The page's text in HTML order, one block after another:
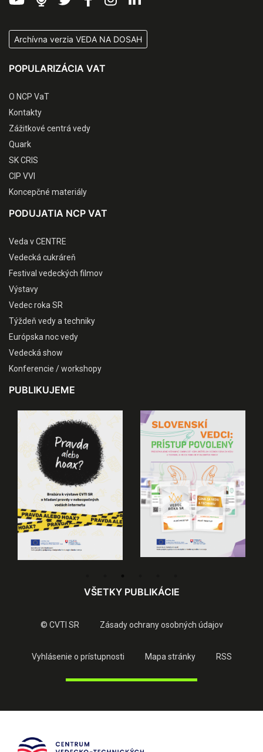
Archívna verzia VEDA NA DOSAH
POPULARIZÁCIA VAT
O NCP VaT
Kontakty
Zážitkové centrá vedy
Quark
SK CRIS
CIP VVI
Koncepčné materiály
PODUJATIA NCP VAT
Veda v CENTRE
Vedecká cukráreň
Festival vedeckých filmov
Výstavy
Vedec roka SR
Týždeň vedy a techniky
Európska noc vedy
Vedecká show
Konferencie / workshopy
PUBLIKUJEME
VŠETKY PUBLIKÁCIE
© CVTI SR Zásady ochrany osobných údajov
Vyhlásenie o prístupnosti Mapa stránky RSS